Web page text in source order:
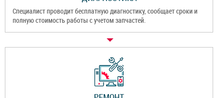
Специалист проводит бесплатную диагностику, сообщает сроки и
полную стоимость работы с учетом запчастей.